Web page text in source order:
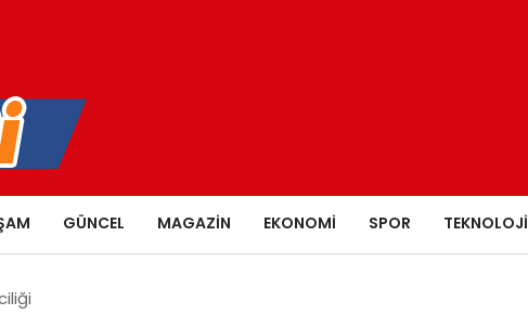
GÜNCEL MAGAZIN EKONOMI SPOR TEKNOLOJI